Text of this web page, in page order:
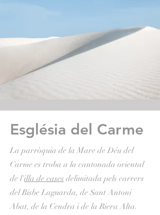
Església del Carme
La parròquia de la Mare de Déu del
Carme es troba a la cantonada oriental
de l'illa de cases delimitada pels carrers
del Bisbe Laguarda, de Sant Antoni
Abat, de la Cendra i de la Riera Alta.